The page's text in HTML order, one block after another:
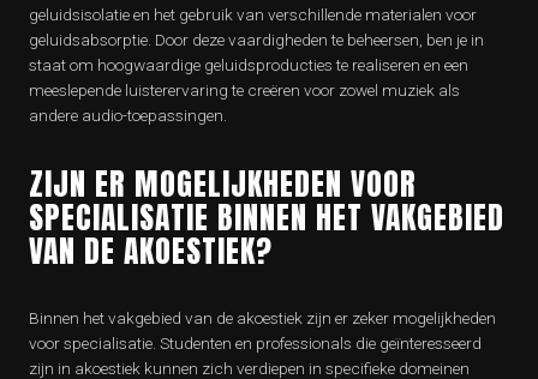
geluidsisolatie en het gebruik van verschillende materialen voor
geluidsabsorptie. Door deze vaardigheden te beheersen, ben je in
staat om hoogwaardige geluidsproducties te realiseren en een
meeslepende luisterervaring te creëren voor zowel muziek als
andere audio-toepassingen.
ZIJN ER MOGELIJKHEDEN VOOR
SPECIALISATIE BINNEN HET VAKGEBIED
VAN DE AKOESTIEK?
Binnen het vakgebied van de akoestiek zijn er zeker mogelijkheden
voor specialisatie. Studenten en professionals die geïnteresseerd
zijn in akoestiek kunnen zich verdiepen in specifieke domeinen